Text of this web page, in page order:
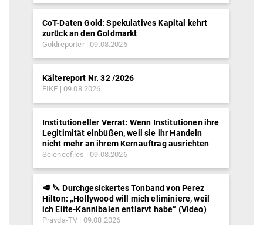
CoT-Daten Gold: Spekulatives Kapital kehrt
zurück an den Goldmarkt
Goldreporter 09.08.2026
Kältereport Nr. 32 /2026
EIKE 09.08.2026
Institutioneller Verrat: Wenn Institutionen ihre
Legitimität einbüßen, weil sie ihr Handeln
nicht mehr an ihrem Kernauftrag ausrichten
Sciencefiles 09.08.2026
🥩 🔪 Durchgesickertes Tonband von Perez
Hilton: „Hollywood will mich eliminiere, weil
ich Elite-Kannibalen entlarvt habe“ (Video)
Pravda-TV 09.08.2026